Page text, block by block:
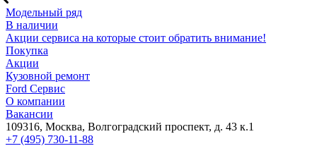
Модельный ряд
В наличии
Акции сервиса на которые стоит обратить внимание!
Покупка
Акции
Кузовной ремонт
Ford Сервис
О компании
Вакансии
109316, Москва, Волгоградский проспект, д. 43 к.1
+7 (495) 730-11-88